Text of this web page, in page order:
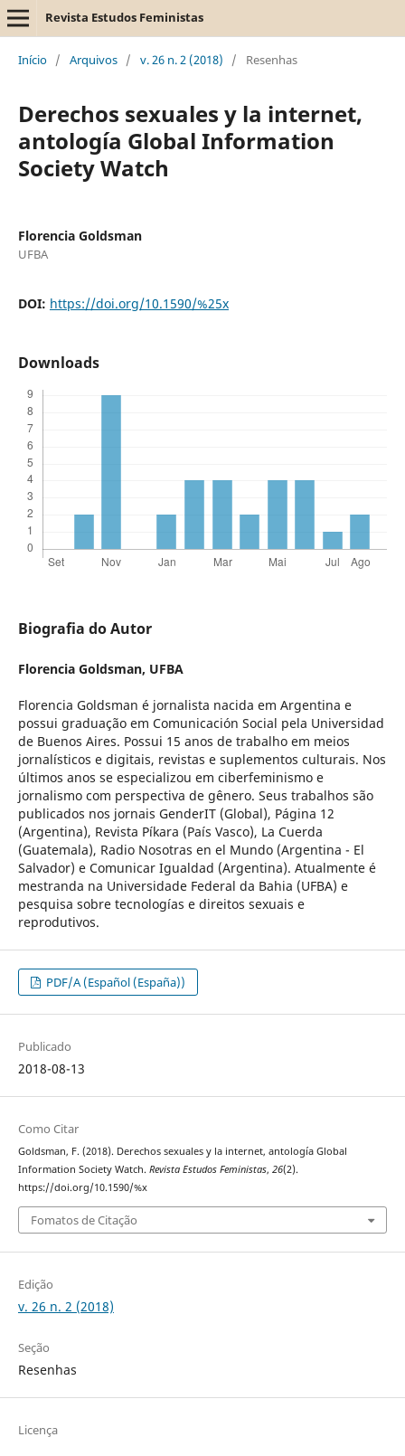
Revista Estudos Feministas
Início / Arquivos / v. 26 n. 2 (2018) / Resenhas
Derechos sexuales y la internet,
antología Global Information
Society Watch
Florencia Goldsman
UFBA
DOI: https://doi.org/10.1590/%25x
Downloads
Biografia do Autor
Florencia Goldsman, UFBA
Florencia Goldsman é jornalista nacida em Argentina e
possui graduação em Comunicación Social pela Universidad
de Buenos Aires. Possui 15 anos de trabalho em meios
jornalísticos e digitais, revistas e suplementos culturais. Nos
últimos anos se especializou em ciberfeminismo e
jornalismo com perspectiva de gênero. Seus trabalhos são
publicados nos jornais GenderIT (Global), Página 12
(Argentina), Revista Píkara (País Vasco), La Cuerda
(Guatemala), Radio Nosotras en el Mundo (Argentina - El
Salvador) e Comunicar Igualdad (Argentina). Atualmente é
mestranda na Universidade Federal da Bahia (UFBA) e
pesquisa sobre tecnologías e direitos sexuais e
reprodutivos.
PDF/A (Español (España))
Publicado
2018-08-13
Como Citar
Goldsman, F. (2018). Derechos sexuales y la internet, antología Global
Information Society Watch. Revista Estudos Feministas, 26(2).
https://doi.org/10.1590/%x
Fomatos de Citação
Edição
v. 26 n. 2 (2018)
Seção
Resenhas
Licença